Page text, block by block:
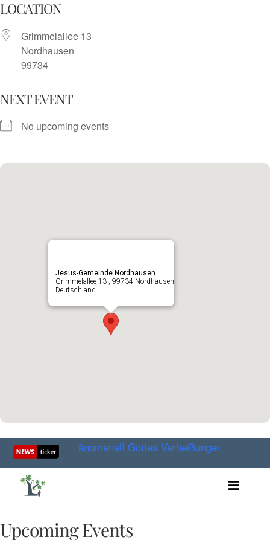
Skip
content
LOCATION
Grimmelallee 13
Nordhausen
99734
NEXT EVENT
No upcoming events
Jesus-Gemeinde Nordhausen
Grimmelallee 13 , 99734 Nordhausen
Deutschland
Phänomenal! Gottes Verheißungen an Israel:
Upcoming Events